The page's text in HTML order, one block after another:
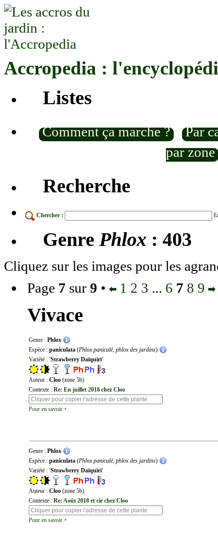
Accropedia :
Listes
Comment ça marche ?
Par
par zone
Recherche
Chercher :
Genre Phlox : 403
Cliquez sur les images pour les
Page 7 sur 9 • 1 2 3 ... 6 7 8 9
Vivace
Genre : Phlox
Espèce : paniculata (Phlox paniculé, phlox des jardins)
Variété : 'Strawberry Daïquiri'
Auteur : Cloo (zone 5b)
Contexte : Re: En juillet 2018 chez Cloo
Pour en savoir +
Genre : Phlox
Espèce : paniculata (Phlox paniculé, phlox des jardins)
Variété : 'Strawberry Daïquiri'
Auteur : Cloo (zone 5b)
Contexte : Re: Août 2018 et cie chez Cloo
Pour en savoir +